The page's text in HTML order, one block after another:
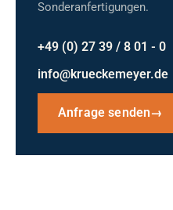
Sonderanfertigungen.
+49 (0) 27 39 / 8 01 - 0
info@krueckemeyer.de
Anfrage senden→